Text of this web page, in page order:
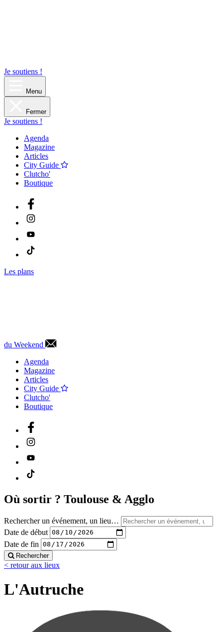
Je soutiens !
Menu
Fermer
Je soutiens !
Agenda
Magazine
Articles
City Guide
Clutcho'
Boutique
Les plans
du Weekend
Agenda
Magazine
Articles
City Guide
Clutcho'
Boutique
Où sortir ? Toulouse & Agglo
Rechercher un événement, un lieu…
Date de début
Date de fin
Rechercher
< retour aux lieux
L'Autruche